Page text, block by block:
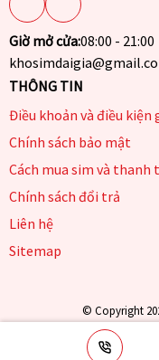
Giờ mở cửa:08:00 - 21:00
THÔNG TIN
Điều khoản và điều kiện
Chính sách bảo mật
Cách mua sim và thanh
Chính sách đổi trả
Liên hệ
Sitemap
© Copyright